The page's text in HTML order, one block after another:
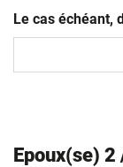
Le cas échéant,
Epoux(se)